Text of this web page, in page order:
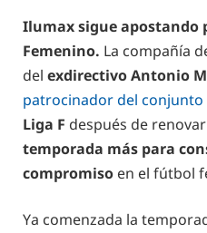
Ilumax sigue apostando
Femenino. La compañía
del exdirectivo Antonio
patrocinador del conjunto
Liga F después de
temporada más para
compromiso en el fútbol
Ya comenzada la